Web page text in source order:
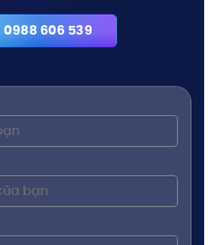
0988 606 539